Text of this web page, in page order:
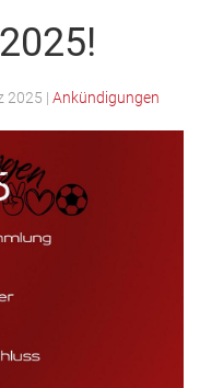
2025 | Ankündigungen